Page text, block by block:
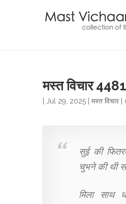
मस्त विचार 4481
| Jul 29, 2025 | मस्त विचार
सुई की
चुभने की थी
मिला साथ